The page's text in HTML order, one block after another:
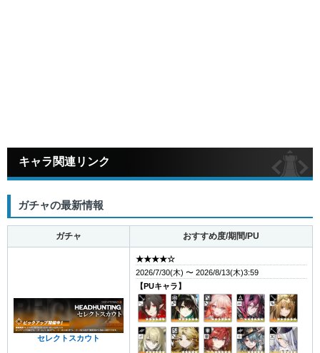
キャラ関連リンク
ガチャの最新情報
ガチャ おすすめ度/期間/PU
セレクトスカウト
★★★★☆
2026/7/30(木) 〜 2026/8/13(木)3:59
【PUキャラ】